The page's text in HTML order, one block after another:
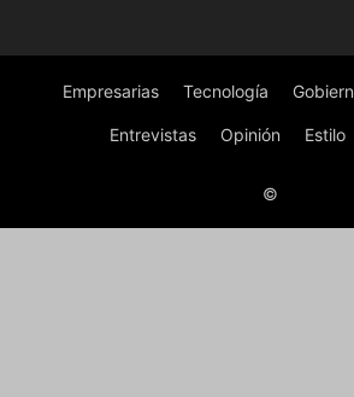
Empresarias Tecnología
Entrevistas Opinión Estilo
©